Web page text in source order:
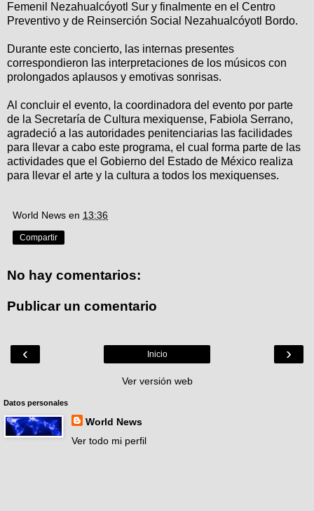
Femenil Nezahualcóyotl Sur y finalmente en el Centro
Preventivo y de Reinserción Social Nezahualcóyotl Bordo.
Durante este concierto, las internas presentes
correspondieron las interpretaciones de los músicos con
prolongados aplausos y emotivas sonrisas.
Al concluir el evento, la coordinadora del evento por parte
de la Secretaría de Cultura mexiquense, Fabiola Serrano,
agradeció a las autoridades penitenciarias las facilidades
para llevar a cabo este programa, el cual forma parte de las
actividades que el Gobierno del Estado de México realiza
para llevar el arte y la cultura a todos los mexiquenses.
World News en 13:36
Compartir
No hay comentarios:
Publicar un comentario
‹ ›
Inicio
Ver versión web
Datos personales
World News
Ver todo mi perfil